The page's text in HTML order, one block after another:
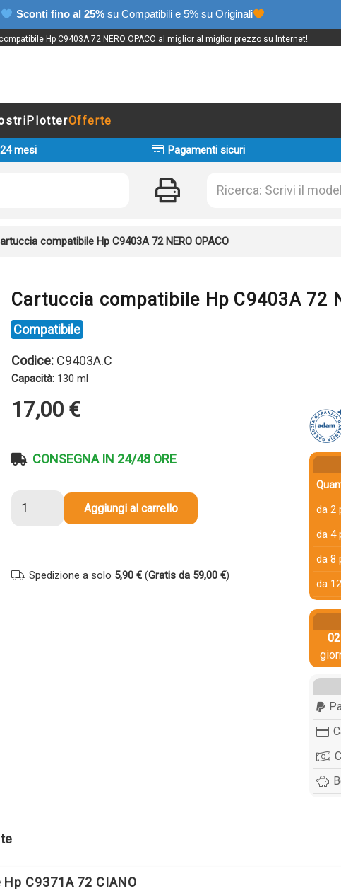
Sconti fino al 25% su Compatibili e 5% su Originali
Hp C9403A 72 NERO OPACO al miglior al miglior prezzo su Internet!
PlotterOfferte
mesi Pagamenti sicuri
compatibile Hp C9403A 72 NERO OPACO
Cartuccia compatibile Hp C9403A 72
Compatibile
Codice: C9403A.C
Capacità: 130 ml
17,00 €
CONSEGNA IN 24/48 ORE
Cartuccia
compatibile
NERO
Aggiungi al carrello
Spedizione a solo 5,90 € (Gratis da 59,00 €)
da 2
da 4
da 8
da
02
C9371A 72 CIANO